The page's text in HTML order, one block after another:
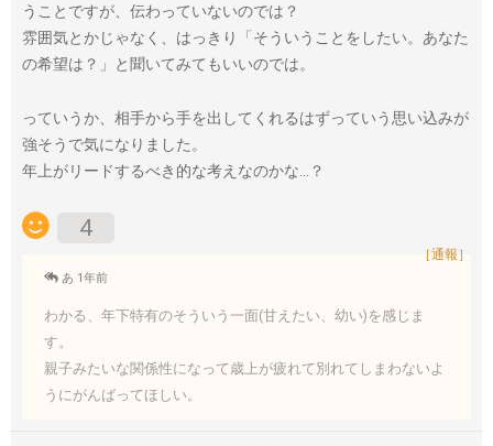
うことですが、伝わっていないのでは？
雰囲気とかじゃなく、はっきり「そういうことをしたい。あなた
の希望は？」と聞いてみてもいいのでは。
っていうか、相手から手を出してくれるはずっていう思い込みが
強そうで気になりました。
年上がリードするべき的な考えなのかな…？
4
［通報］
あ 1年前
わかる、年下特有のそういう一面(甘えたい、幼い)を感じま
す。
親子みたいな関係性になって歳上が疲れて別れてしまわないよ
うにがんばってほしい。